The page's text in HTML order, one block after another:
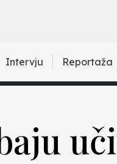
Intervju Reportaža